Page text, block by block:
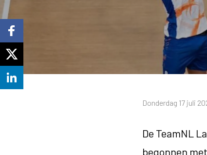
Donderdag 17 juli
De TeamNL
begonnen